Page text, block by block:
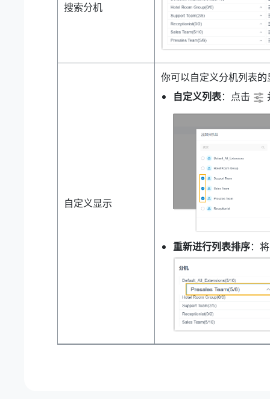
搜索分机
自定义显示
你可以自定义分机列表的
自定义列表：点击
重新进行列表排序：